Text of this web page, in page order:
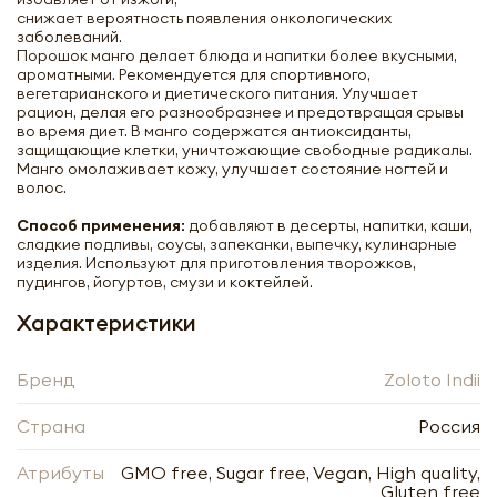
снижает вероятность появления онкологических
заболеваний.
Порошок манго делает блюда и напитки более вкусными,
ароматными. Рекомендуется для спортивного,
вегетарианского и диетического питания. Улучшает
рацион, делая его разнообразнее и предотвращая срывы
во время диет. В манго содержатся антиоксиданты,
защищающие клетки, уничтожающие свободные радикалы.
Манго омолаживает кожу, улучшает состояние ногтей и
волос.
Способ применения: добавляют в десерты, напитки, каши,
сладкие подливы, соусы, запеканки, выпечку, кулинарные
изделия. Используют для приготовления творожков,
пудингов, йогуртов, смузи и коктейлей.
Характеристики
Бренд Zoloto Indii
Страна Россия
Атрибуты
GMO free, Sugar free, Vegan, High quality,
Gluten free
на обработку моих персональных данных, в
Манго порошок распылительной сушки
- +
Нажимая кнопку «Оформить», я даю своё согласие
соответствии с Федеральным законом от
27.07.2006 года № 152-ФЗ «О персональных